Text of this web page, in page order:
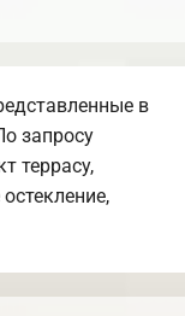
в
запросу
террасу,